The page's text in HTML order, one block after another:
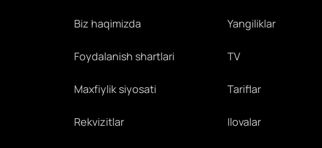
Biz haqimizda
Foydalanish shartlari
Maxfiylik siyosati
Rekvizitlar
Yangiliklar
TV
Tariflar
Ilovalar